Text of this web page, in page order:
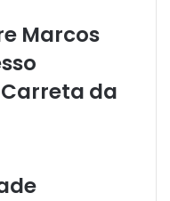
Marcos
da